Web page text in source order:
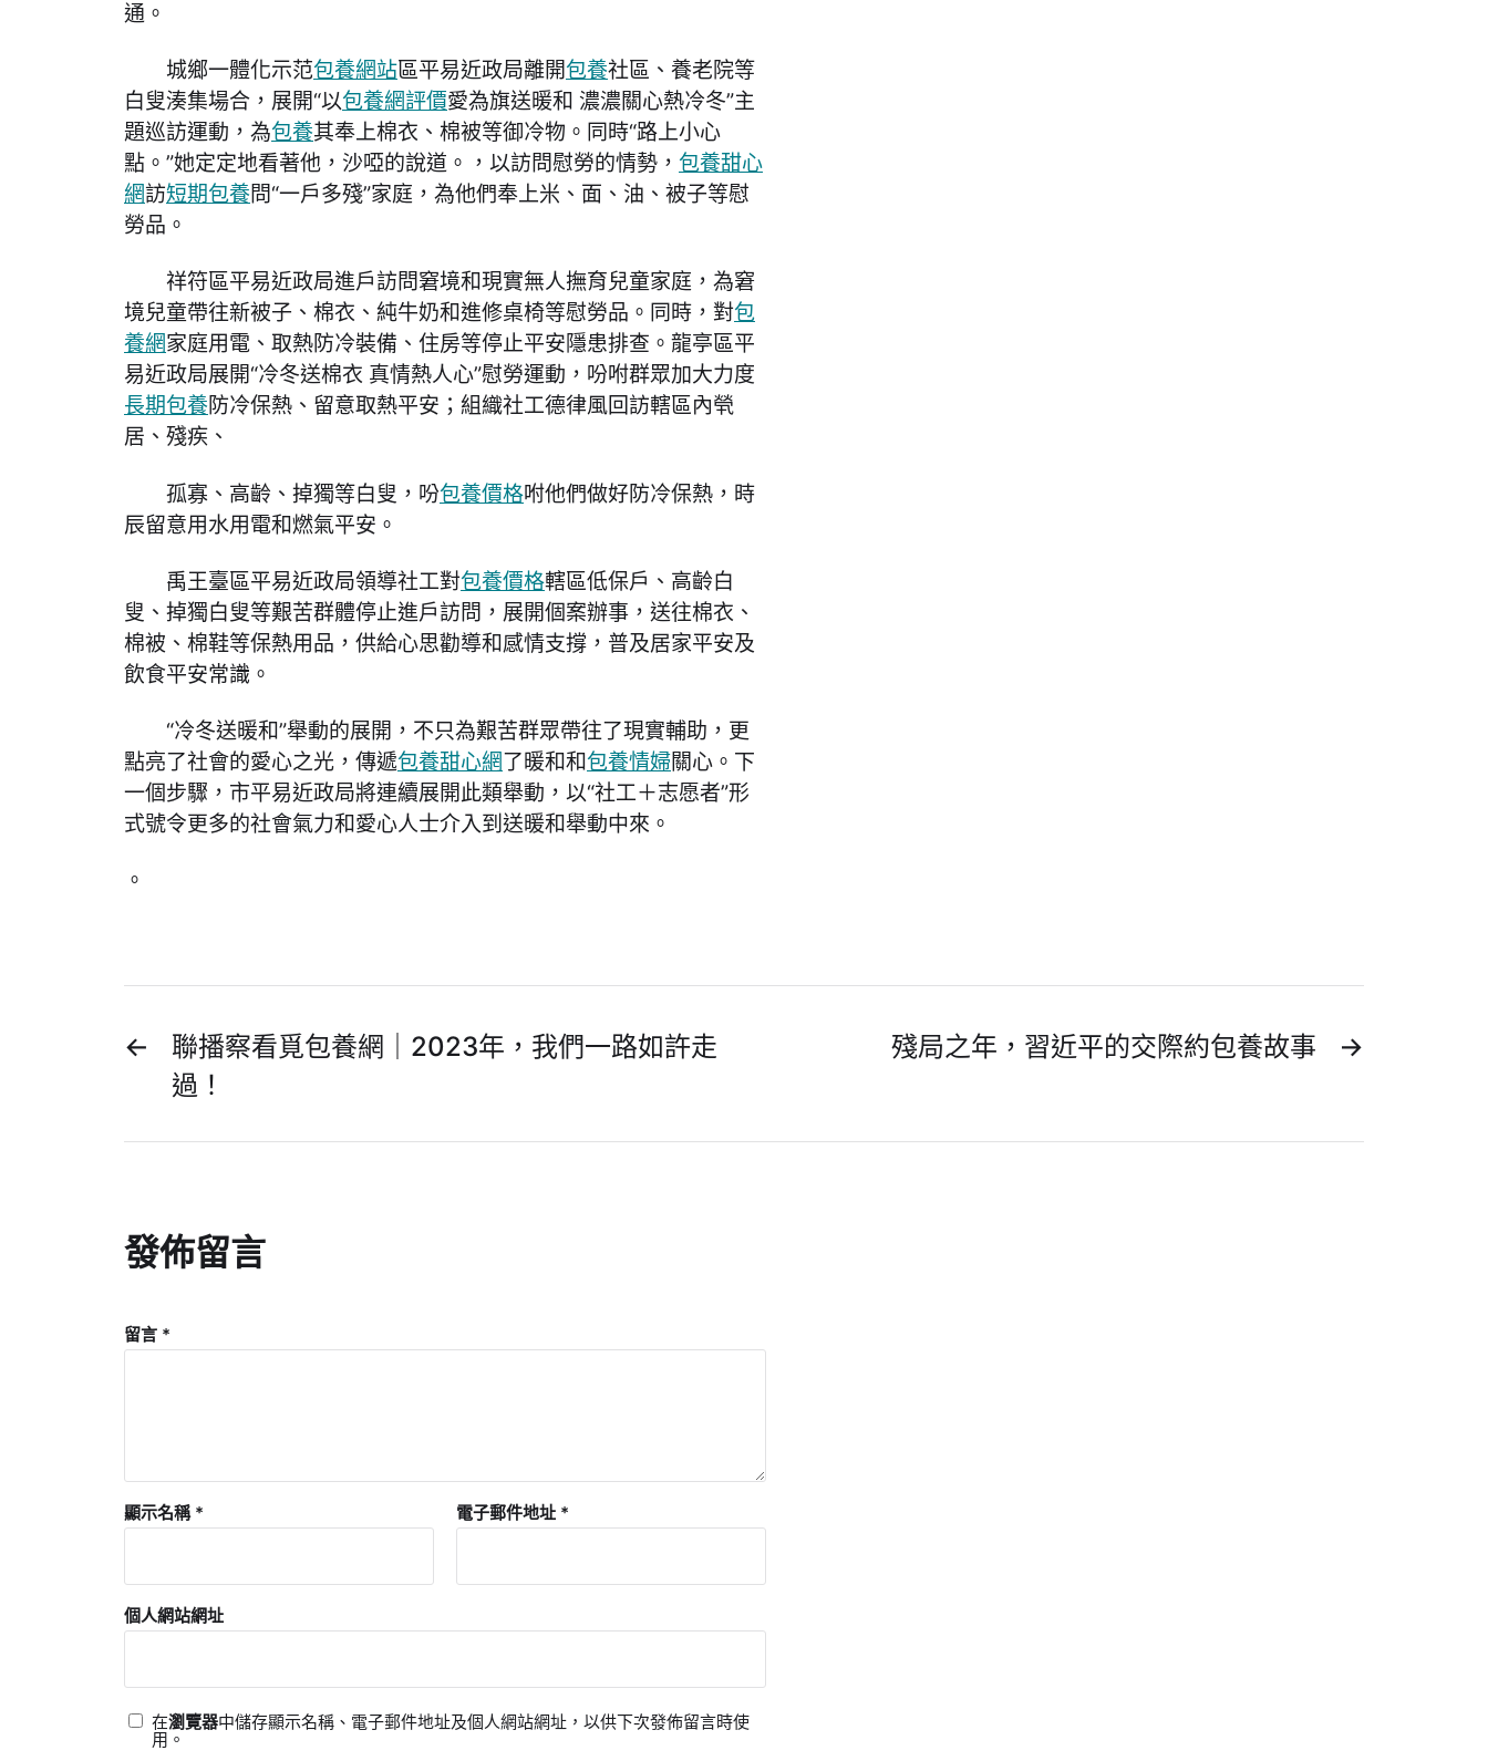
通。
城鄉一體化示范包養網站區平易近政局離開包養社區、養老院等
白叟湊集場合，展開“以包養網評價愛為旗送暖和 濃濃關心熱冷冬”主
題巡訪運動，為包養其奉上棉衣、棉被等御冷物。同時“路上小心
點。”她定定地看著他，沙啞的說道。，以訪問慰勞的情勢， 包養甜心
網訪短期包養問“一戶多殘”家庭，為他們奉上米、面、油、被子等慰
勞品。
祥符區平易近政局進戶訪問窘境和現實無人撫育兒童家庭，為窘
境兒童帶往新被子、棉衣、純牛奶和進修桌椅等慰勞品。同時，對包
養網家庭用電、取熱防冷裝備、住房等停止平安隱患排查。龍亭區平
易近政局展開“冷冬送棉衣 真情熱人心”慰勞運動，吩咐群眾加大力度
長期包養防冷保熱、留意取熱平安；組織社工德律風回訪轄區內煢
居、殘疾、
孤寡、高齡、掉獨等白叟，吩包養價格咐他們做好防冷保熱，時
辰留意用水用電和燃氣平安。
禹王臺區平易近政局領導社工對包養價格轄區低保戶、高齡白
叟、掉獨白叟等艱苦群體停止進戶訪問，展開個案辦事，送往棉衣、
棉被、棉鞋等保熱用品，供給心思勸導和感情支撐，普及居家平安及
飲食平安常識。
“冷冬送暖和”舉動的展開，不只為艱苦群眾帶往了現實輔助，更
點亮了社會的愛心之光，傳遞包養甜心網了暖和和包養情婦關心。下
一個步驟，市平易近政局將連續展開此類舉動，以“社工＋志愿者”形
式號令更多的社會氣力和愛心人士介入到送暖和舉動中來。
。
←
聯播察看覓包養網｜2023年，我們一路如許走
過！
→
殘局之年，習近平的交際約包養故事
發佈留言
留言 *
顯示名稱 * 電子郵件地址 *
個人網站網址
在瀏覽器中儲存顯示名稱、電子郵件地址及個人網站網址，以供下次發佈留言時使
用。